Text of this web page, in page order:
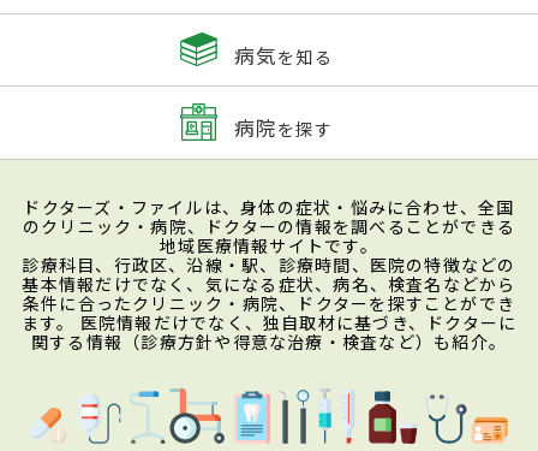
病気を知る
病院を探す
ドクターズ・ファイルは、身体の症状・悩みに合わせ、全国
のクリニック・病院、ドクターの情報を調べることができる
地域医療情報サイトです。
診療科目、行政区、沿線・駅、診療時間、医院の特徴などの
基本情報だけでなく、気になる症状、病名、検査名などから
条件に合ったクリニック・病院、ドクターを探すことができ
ます。 医院情報だけでなく、独自取材に基づき、ドクターに
関する情報（診療方針や得意な治療・検査など）も紹介。